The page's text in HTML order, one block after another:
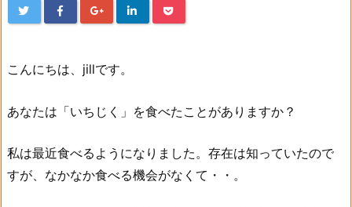
こんにちは、jillです。
あなたは「いちじく」を食べたことがありますか？
私は最近食べるようになりました。存在は知っていたので
すが、なかなか食べる機会がなくて・・。